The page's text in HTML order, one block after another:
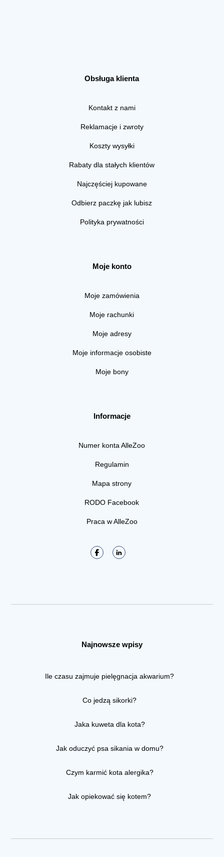
Obsługa klienta
Kontakt z nami
Reklamacje i zwroty
Koszty wysyłki
Rabaty dla stałych klientów
Najczęściej kupowane
Odbierz paczkę jak lubisz
Polityka prywatności
Moje konto
Moje zamówienia
Moje rachunki
Moje adresy
Moje informacje osobiste
Moje bony
Informacje
Numer konta AlleZoo
Regulamin
Mapa strony
RODO Facebook
Praca w AlleZoo
Najnowsze wpisy
Ile czasu zajmuje pielęgnacja akwarium?
Co jedzą sikorki?
Jaka kuweta dla kota?
Jak oduczyć psa sikania w domu?
Czym karmić kota alergika?
Jak opiekować się kotem?